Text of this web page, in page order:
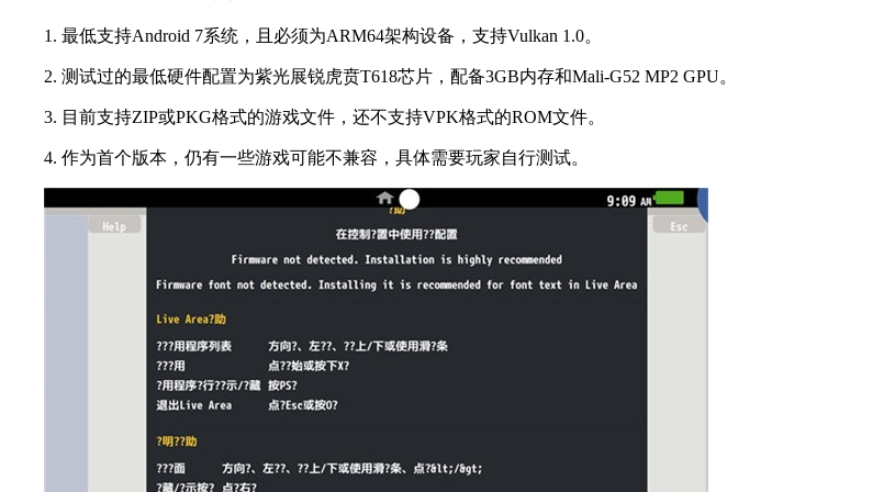
1. 最低支持Android 7系统，且必须为ARM64架构设备，支持Vulkan 1.0。
2. 测试过的最低硬件配置为紫光展锐虎贲T618芯片，配备3GB内存和Mali-G52 MP2 GPU。
3. 目前支持ZIP或PKG格式的游戏文件，还不支持VPK格式的ROM文件。
4. 作为首个版本，仍有一些游戏可能不兼容，具体需要玩家自行测试。